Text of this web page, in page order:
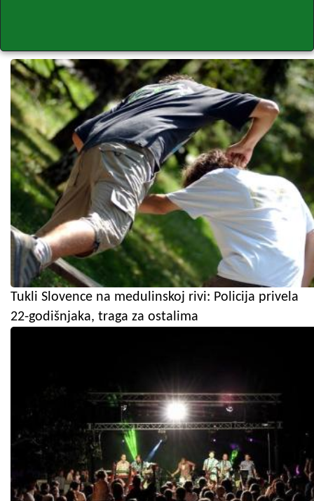
Tukli Slovence na medulinskoj rivi: Policija privela
22-godišnjaka, traga za ostalima